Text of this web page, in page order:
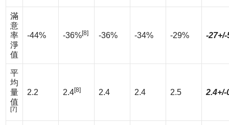
滿
意
率
淨
值
-44% -36%[8] -36% -34% -29% -27+/-
平
均
量
值
[7]
2.2 2.4[8] 2.4 2.4 2.5 2.4+/-